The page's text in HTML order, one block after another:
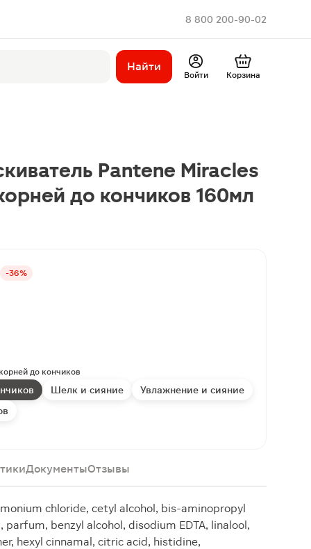
8 800 200-90-02
Найти
Войти Корзина
Pantene Miracles
до кончиков 160мл
-36%
до кончиков
Шелк и сияние
Увлажнение и сияние
ДокументыОтзывы
chloride, cetyl alcohol, bis-aminopropyl
benzyl alcohol, disodium EDTA, linalool,
hexyl cinnamal, citric acid, histidine,